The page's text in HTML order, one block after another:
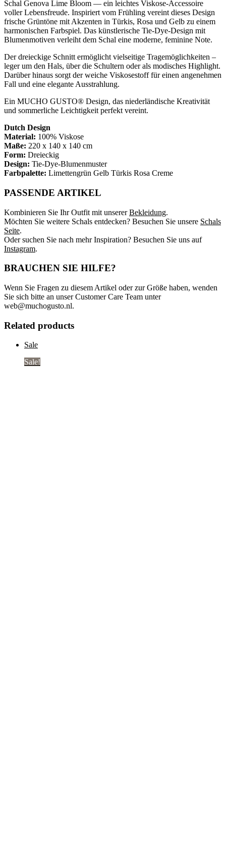
Schal Genova Lime Bloom — ein leichtes Viskose-Accessoire
voller Lebensfreude. Inspiriert vom Frühling vereint dieses Design
frische Grüntöne mit Akzenten in Türkis, Rosa und Gelb zu einem
harmonischen Farbspiel. Das künstlerische Tie-Dye-Design mit
Blumenmotiven verleiht dem Schal eine moderne, feminine Note.
Der dreieckige Schnitt ermöglicht vielseitige Tragemöglichkeiten –
leger um den Hals, über die Schultern oder als modisches Highlight.
Darüber hinaus sorgt der weiche Viskosestoff für einen angenehmen
Fall und eine elegante Ausstrahlung.
Ein MUCHO GUSTO® Design, das niederländische Kreativität
und sommerliche Leichtigkeit perfekt vereint.
Dutch Design
Material: 100% Viskose
Maße: 220 x 140 x 140 cm
Form: Dreieckig
Design: Tie-Dye-Blumenmuster
Farbpalette: Limettengrün Gelb Türkis Rosa Creme
PASSENDE ARTIKEL
Kombinieren Sie Ihr Outfit mit unsererBekleidung.
Möchten Sie weitere Schals entdecken? Besuchen Sie unsere Schals
Seite.
Oder suchen Sie nach mehr Inspiration? Besuchen Sie uns auf
Instagram.
BRAUCHEN SIE HILFE?
Wenn Sie Fragen zu diesem Artikel oder zur Größe haben, wenden
Sie sich bitte an unser Customer Care Team unter
web@muchogusto.nl.
Related products
Sale
Sale!